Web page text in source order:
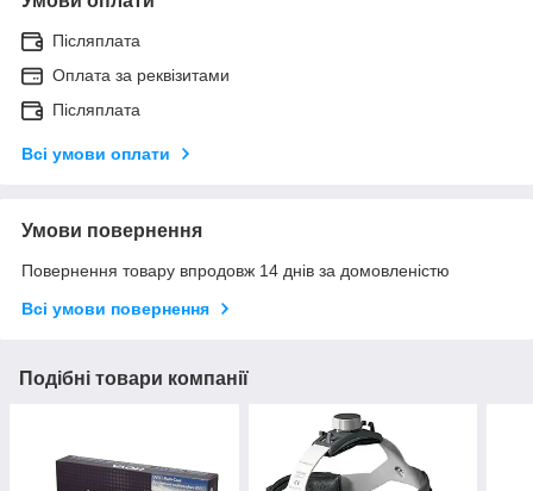
Післяплата
Оплата за реквізитами
Післяплата
Всі умови оплати
Умови повернення
Повернення товару впродовж 14 днів за домовленістю
Всі умови повернення
Подібні товари компанії